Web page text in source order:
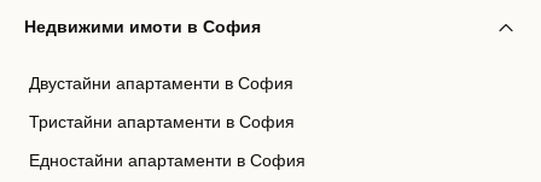
Недвижими имоти в София
Двустайни апартаменти в София
Тристайни апартаменти в София
Едностайни апартаменти в София